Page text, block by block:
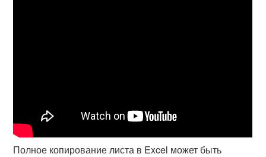
Полное копирование листа в Excel может быть